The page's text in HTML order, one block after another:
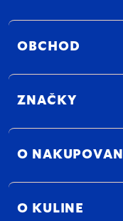
OBCHOD
ZNAČKY
O NAKUPOVANÍ
O KULINE